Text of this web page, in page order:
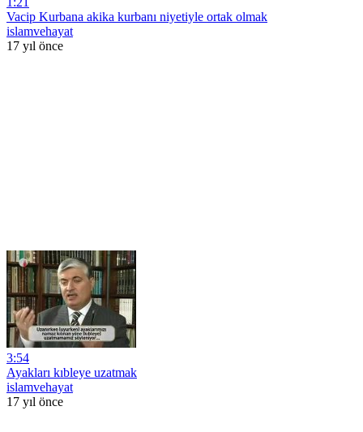
Vacip Kurbana akika kurbanı niyetiyle ortak olmak
islamvehayat
17 yıl önce
3:54
Ayakları kıbleye uzatmak
islamvehayat
17 yıl önce